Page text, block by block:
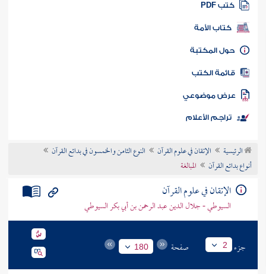
كتب PDF
كتاب الأمة
المكتبة
الكتب
موضوعي
تراجم الأعلام
الرئيسية الإتقان في علوم القرآن
النوع الثامن والخمسون في بدائع القرآن
أنواع بدائع القرآن
المبالغة
الإتقان في علوم القرآن
السيوطي - جلال الدين عبد الرحمن بن أبي بكر السيوطي
جزء 2 صفحة 180